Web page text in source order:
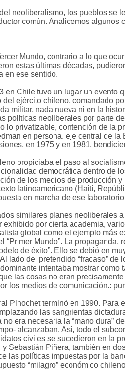
neoliberalismo, los pueblos se
común. Analicemos
Mundo, contrario a lo que
estas últimas décadas,
en ese sentido.
en Chile tuvo un lugar un
ejército chileno, comandado
militar, nada nueva ni en la
políticas neoliberales por parte
lo privatizable, contención de la
en persona, eje central de
en 1975 y en 1981,
propiciaba el paso al
democrática dentro de
de los medios de producción
latinoamericano (Haití,
en marcha de ese
similares planes neoliberales
exhibido por cierta academia,
global como el ejemplo más
“Primer Mundo”. La
de éxito”. Ello se debió en
lado del pretendido “fracaso”
intentaba mostrar
las cosas no eran
los medios de comunicación.:
Pinochet terminó en 1990.
las sangrientas
era necesaria la “mano dura”
alcanzaban. Así, todo el
civiles se sucedieron en la
Sebastián Piñera, también en
las políticas impuestas por la
“milagro” económico